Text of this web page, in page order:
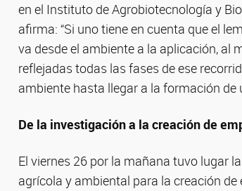
en el Instituto de Agrobiotecnología y
afirma: “Si uno tiene en cuenta que el
va desde el ambiente a la aplicación, al
reflejadas todas las fases de ese
ambiente hasta llegar a la formación de
De la investigación a la creación de
El viernes 26 por la mañana tuvo lugar
agrícola y ambiental para la creación